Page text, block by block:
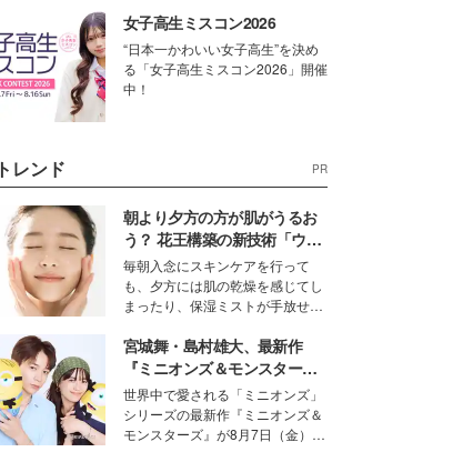
女子高生ミスコン2026
“日本一かわいい女子高生”を決め
る「女子高生ミスコン2026」開催
中！
トレンド PR
朝より夕方の方が肌がうるお
う？ 花王構築の新技術「ウォ
ーターキャプチャリングスキ
ン（捕水肌）」がスキンケア
の常識を変える予感
毎朝入念にスキンケアを行って
も、夕方には肌の乾燥を感じてし
まったり、保湿ミストが手放せな
な美容の常識を大きく変える可能
性を秘めた、革新的な「Water
Capturing Skin（ウォーターキャ
プチャリングスキン：捕水肌）」
技術を、花王が構築した。
宮城舞・島村雄大、最新作
『ミニオンズ＆モンスター
ズ』の魅力熱弁 ハチャメチャ
だけじゃない“友情と絆”に感
動
世界中で愛される「ミニオンズ」
シリーズの最新作『ミニオンズ＆
モンスターズ』が8月7日（金）に